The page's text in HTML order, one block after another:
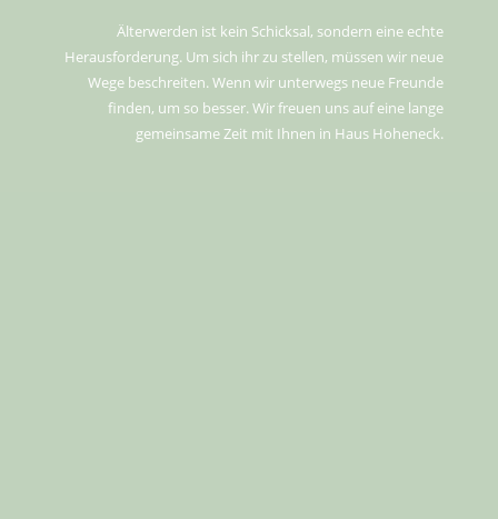
Älterwerden ist kein Schicksal, sondern eine echte
Herausforderung. Um sich ihr zu stellen, müssen wir neue
Wege beschreiten. Wenn wir unterwegs neue Freunde
finden, um so besser. Wir freuen uns auf eine lange
gemeinsame Zeit mit Ihnen in Haus Hoheneck.